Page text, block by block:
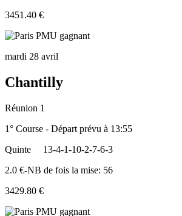
3451.40 €
mardi 28 avril
Chantilly
Réunion 1
1° Course - Départ prévu à 13:55
Quinte
13-4-1-10-2-7-6-3
2.0 €-NB de fois la mise: 56
3429.80 €